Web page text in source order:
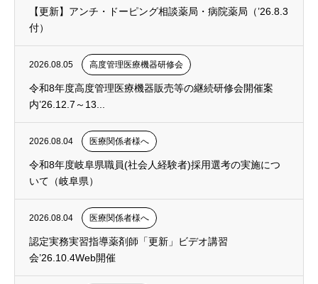
【更新】アンチ・ドーピング相談薬局・病院薬局（’26.8.3
付）
2026.08.05 高度管理医療機器研修会
令和8年度高度管理医療機器販売等の継続研修会開催案
内’26.12.7～13...
2026.08.04 医療関係者様へ
令和8年度岐阜県職員(社会人経験者)採用選考の実施につ
いて（岐阜県）
2026.08.04 医療関係者様へ
認定実務実習指導薬剤師「更新」ビデオ講習
会’26.10.4Web開催